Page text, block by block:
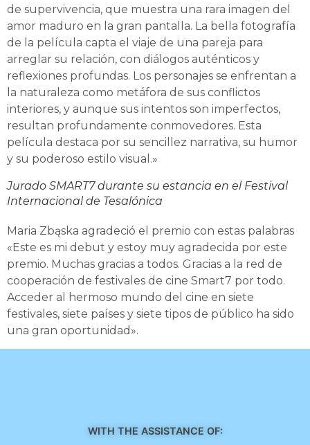
de supervivencia, que muestra una rara imagen del
amor maduro en la gran pantalla. La bella fotografía
de la película capta el viaje de una pareja para
arreglar su relación, con diálogos auténticos y
reflexiones profundas. Los personajes se enfrentan a
la naturaleza como metáfora de sus conflictos
interiores, y aunque sus intentos son imperfectos,
resultan profundamente conmovedores. Esta
película destaca por su sencillez narrativa, su humor
y su poderoso estilo visual.»
Jurado SMART7 durante su estancia en el Festival
Internacional de Tesalónica
Maria Zbąska agradeció el premio con estas palabras
«Este es mi debut y estoy muy agradecida por este
premio. Muchas gracias a todos. Gracias a la red de
cooperación de festivales de cine Smart7 por todo.
Acceder al hermoso mundo del cine en siete
festivales, siete países y siete tipos de público ha sido
una gran oportunidad».
WITH THE ASSISTANCE OF: